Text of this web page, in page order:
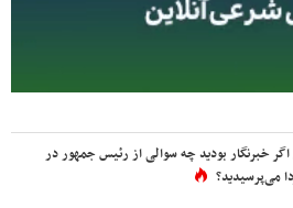
خبرنگار بودید چه سوالی از رئیس جمهور در
می‌پرسیدید؟